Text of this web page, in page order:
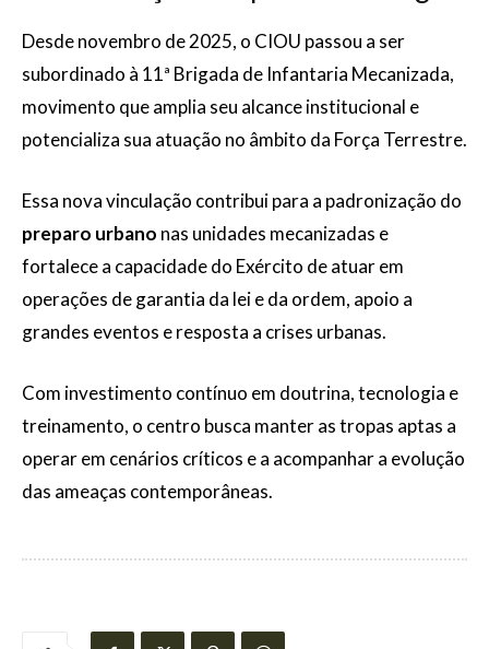
Desde novembro de 2025, o CIOU passou a ser
subordinado à 11ª Brigada de Infantaria Mecanizada,
movimento que amplia seu alcance institucional e
potencializa sua atuação no âmbito da Força Terrestre.
Essa nova vinculação contribui para a padronização do
preparo urbano nas unidades mecanizadas e
fortalece a capacidade do Exército de atuar em
operações de garantia da lei e da ordem, apoio a
grandes eventos e resposta a crises urbanas.
Com investimento contínuo em doutrina, tecnologia e
treinamento, o centro busca manter as tropas aptas a
operar em cenários críticos e a acompanhar a evolução
das ameaças contemporâneas.